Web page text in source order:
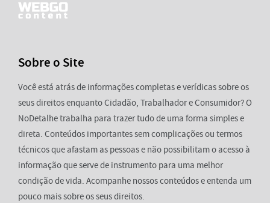
Sobre o Site
Você está atrás de informações completas e verídicas sobre os
seus direitos enquanto Cidadão, Trabalhador e Consumidor? O
NoDetalhe trabalha para trazer tudo de uma forma simples e
direta. Conteúdos importantes sem complicações ou termos
técnicos que afastam as pessoas e não possibilitam o acesso à
informação que serve de instrumento para uma melhor
condição de vida. Acompanhe nossos conteúdos e entenda um
pouco mais sobre os seus direitos.